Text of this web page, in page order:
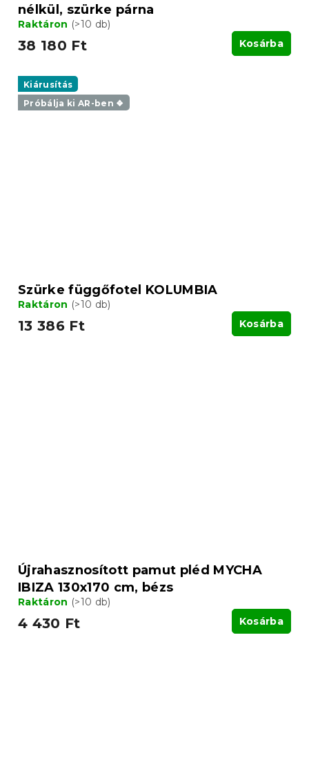
nélkül, szürke párna
Raktáron (>10 db)
38 180 Ft Kosárba
Kiárusítás
Próbálja ki AR-ben ❖
Szürke függőfotel KOLUMBIA
Raktáron (>10 db)
13 386 Ft Kosárba
Újrahasznosított pamut pléd MYCHA
IBIZA 130x170 cm, bézs
Raktáron (>10 db)
4 430 Ft Kosárba